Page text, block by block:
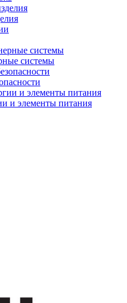
системы
и элементы питания